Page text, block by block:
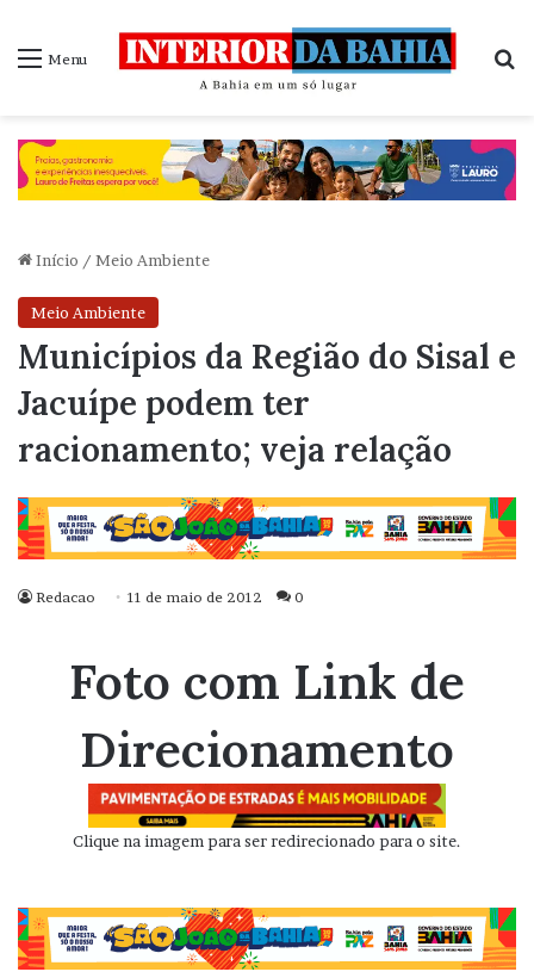
Menu
Início / Meio Ambiente
Meio Ambiente
Municípios da Região do Sisal e
Jacuípe podem ter
racionamento; veja relação
Redacao 11 de maio de 2012 0
Foto com Link de
Direcionamento
Clique na imagem para ser redirecionado para o site.